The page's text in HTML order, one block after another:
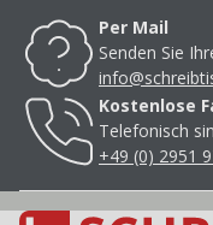
Per Mail
Senden Sie
Kostenlose
Telefonisch
+49 (0) 2951